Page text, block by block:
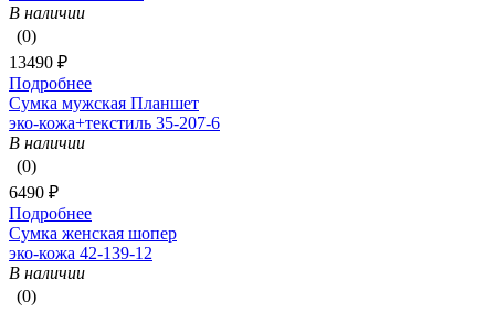
В наличии
(0)
13490 ₽
Подробнее
Сумка мужская Планшет
эко-кожа+текстиль 35-207-6
В наличии
(0)
6490 ₽
Подробнее
Сумка женская шопер
эко-кожа 42-139-12
В наличии
(0)